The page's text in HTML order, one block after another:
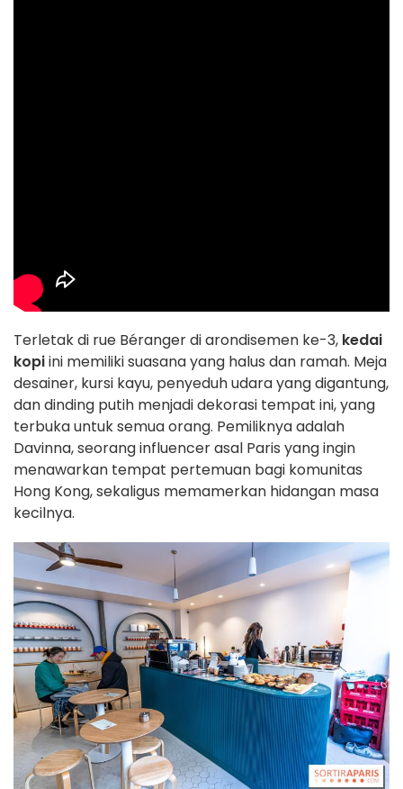
Terletak di rue Béranger di arondisemen ke-3, kedai
kopiini memiliki suasana yang halus dan ramah. Meja
desainer, kursi kayu, penyeduh udara yang digantung,
dan dinding putih menjadi dekorasi tempat ini, yang
terbuka untuk semua orang. Pemiliknya adalah
Davinna, seorang influencer asal Paris yang ingin
menawarkan tempat pertemuan bagi komunitas
Hong Kong, sekaligus memamerkan hidangan masa
kecilnya.